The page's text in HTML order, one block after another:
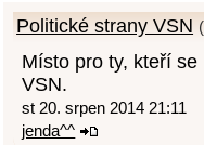
Politické strany VSN
Místo pro ty, kteří
VSN.
st 20. srpen 2014 21:11
jenda^^